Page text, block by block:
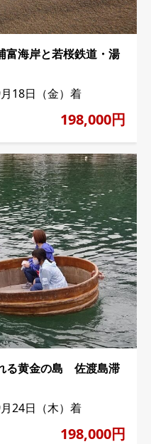
富海岸と若桜鉄道・湯
18日（金）着
198,000円
る黄金の島 佐渡島滞
24日（木）着
198,000円